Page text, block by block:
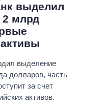
выделил
2 млрд
выделение
долларов, часть
за счет
активов.